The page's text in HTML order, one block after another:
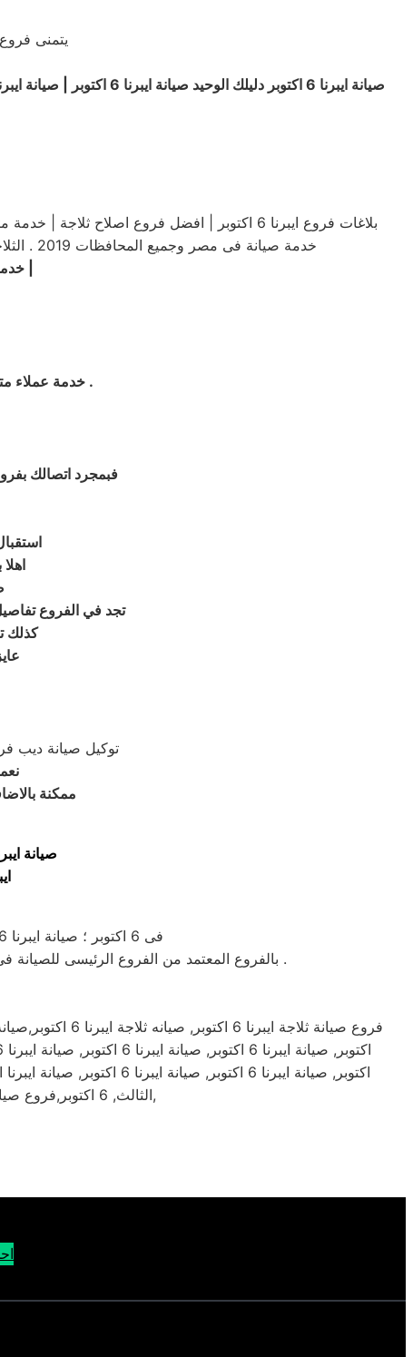
يتمنى فروع صيانة ايبرنا 6 اكتوبر ان
صيانة ايبرنا 6 اكتوبر دليلك الوحيد صيانة
ايبرنا
خدمة صيانة فى مصر وجميع المحافظات 2019 . الثلاجة ، ايبرنا 6 اكتوبر فروع صيانة ايبرنا 6 اكتوبر فروع صيانة ايبرنا 6 اكتوبر صيانة ايبرنا 6 اكتوبر .فروع صيانة ايبرنا ب6 اكتوبر
خدمة|
| خدمة عملاء متميزة | توكيل صيانه .
فبمجرد اتصالك بفروع صيانة ايبرنا ب6 اكتوبر يقوم
استقبال
, تجد في الفروع تفاصيل وفروع فروع صيانة
, كذلك تجد
عايزة
توكيل صيانة ديب فريزر ايبرنا
نعمل في
ممكنة
صيانة ايبرنا 6 اكتوبر لديه تعاقد مع جميع وكلاء الاجهزة الكهربية
فى 6 اكتوبر ؛ صيانة ايبرنا 6 اكتوبر ؛ خدمة العملاء ب6 اكتوبر ؛ صيانة ايبرنا ب6 اكتوبر ؛ فروع الصيانة والصيانة ايبرنا 6 اكتوبر
| بالفروع المعتمد من الفروع الرئيسى للصيانة فى مصر و جميع المحافظات . حيث ان صيانة الصيانة تتميز بالسهولة في الإجراءات والسرعة والدقة والالتزام بالمواعيد .
الثالث, 6 اكتوبر,فروع صيانة ايبرنا 6 اكتوبر, صيانة ايبرنا 6 اكتوبر,فروع فروع فروع خدمة صيانة فروع ايبرنا 6 اكتوبر بمصر,